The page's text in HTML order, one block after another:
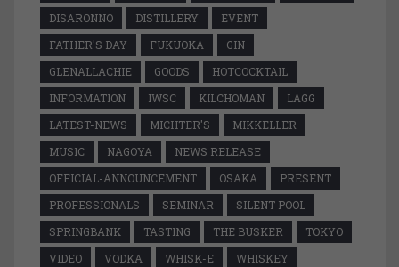
DISARONNO
DISTILLERY
EVENT
FATHER'S DAY
FUKUOKA
GIN
GLENALLACHIE
GOODS
HOTCOCKTAIL
INFORMATION
IWSC KILCHOMAN
LAGG
LATEST-NEWS
MICHTER'S
MIKKELLER
MUSIC
NAGOYA
NEWS RELEASE
OFFICIAL-ANNOUNCEMENT
OSAKA
PRESENT
PROFESSIONALS
SEMINAR
SILENT POOL
SPRINGBANK
TASTING THE BUSKER
TOKYO
VIDEO
VODKA WHISK-E
WHISKEY